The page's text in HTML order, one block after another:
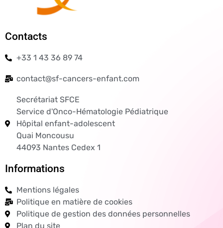
Contacts
+33 1 43 36 89 74
contact@sf-cancers-enfant.com
Secrétariat SFCE
Service d'Onco-Hématologie Pédiatrique
Hôpital enfant-adolescent
Quai Moncousu
44093 Nantes Cedex 1
Informations
Mentions légales
Politique en matière de cookies
Politique de gestion des données personnelles
Plan du site